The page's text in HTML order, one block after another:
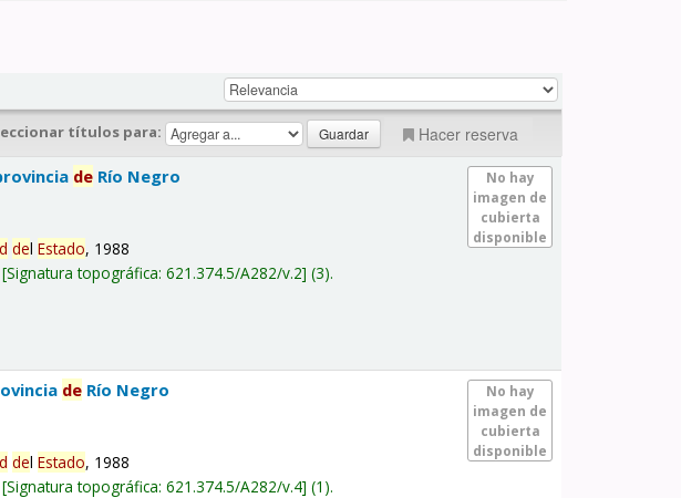
títulos para: Hacer reserva
No hay
imagen de
cubierta
disponible
de Río Negro
delEstado, 1988
Signatura topográfica:621.374.5/A282/v.2 (3).
No hay
imagen de
cubierta
disponible
de Río Negro
delEstado, 1988
Signatura topográfica:621.374.5/A282/v.4 (1).